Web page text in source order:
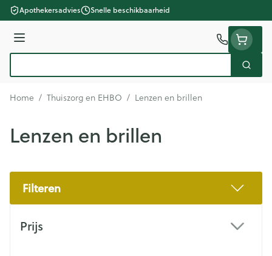
Ga naar de inhoud
Apothekersadvies Snelle beschikbaarheid
Menu
Zoek
Home / Thuiszorg en EHBO / Lenzen en brillen
Lenzen en brillen
Filteren
Prijs